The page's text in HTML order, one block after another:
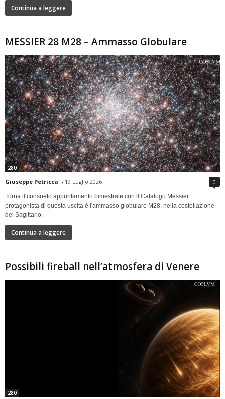
Continua a leggere
MESSIER 28 M28 – Ammasso Globulare
280
Giuseppe Petricca - 19 Luglio 2026 0
Torna il consueto appuntamento bimestrale con il Catalogo Messier:
protagonista di questa uscita è l'ammasso globulare M28, nella costellazione
del Sagittario.
Continua a leggere
Possibili fireball nell’atmosfera di Venere
280